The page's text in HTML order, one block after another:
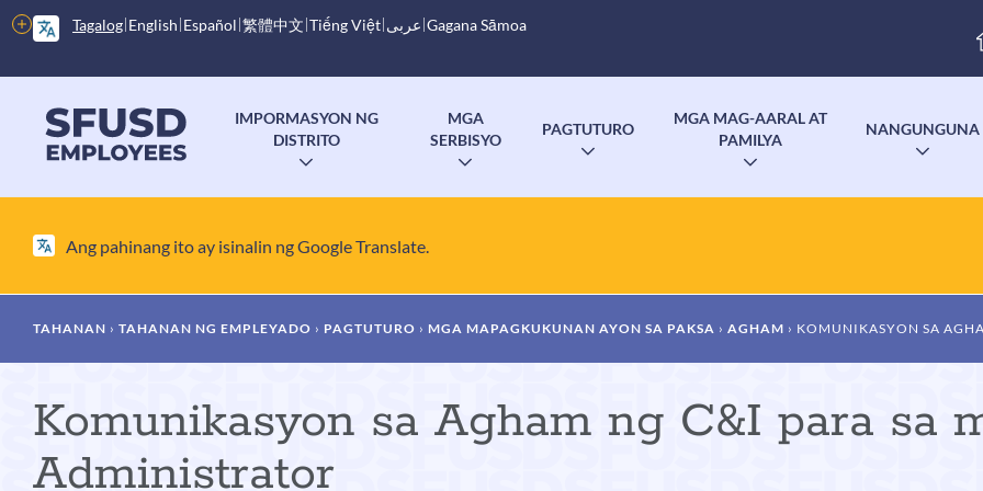
Laktawan
ang
nilalaman
Tagalog English Español 繁體中文 Tiếng Việt عربى Gagana Sāmoa
Higit
pang
menu
IMPORMASYON NG
DISTRITO
ANG
MGA
SERBISYO
ANG
PAGTUTURO
I-
MGA MAG-AARAL AT
PAMILYA
I-
ANG
NANGUNGUNA
Ang pahinang ito ay isinalin ng Google Translate.
Mumo
tinapay
TAHANAN TAHANAN NG EMPLEYADO PAGTUTURO MGA MAPAGKUKUNAN AYON SA PAKSA AGHAM KOMUNIKASYON SA
Komunikasyon sa Agham ng C&I para sa
Administrator